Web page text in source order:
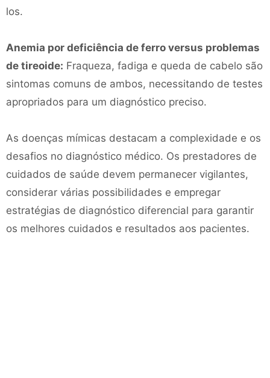
los.
Anemia por deficiência de ferro versus problemas
de tireoide: Fraqueza, fadiga e queda de cabelo são
sintomas comuns de ambos, necessitando de testes
apropriados para um diagnóstico preciso.
As doenças mímicas destacam a complexidade e os
desafios no diagnóstico médico. Os prestadores de
cuidados de saúde devem permanecer vigilantes,
considerar várias possibilidades e empregar
estratégias de diagnóstico diferencial para garantir
os melhores cuidados e resultados aos pacientes.